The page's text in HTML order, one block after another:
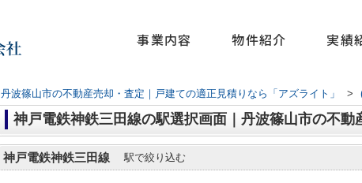
事業内容 物件紹介 実績
丹波篠山市の不動産売却・査定｜戸建ての適正見積りなら「アズライト」 >
神戸電鉄神鉄三田線の駅選択画面｜丹波篠山市の不動
神戸電鉄神鉄三田線 駅で絞り込む